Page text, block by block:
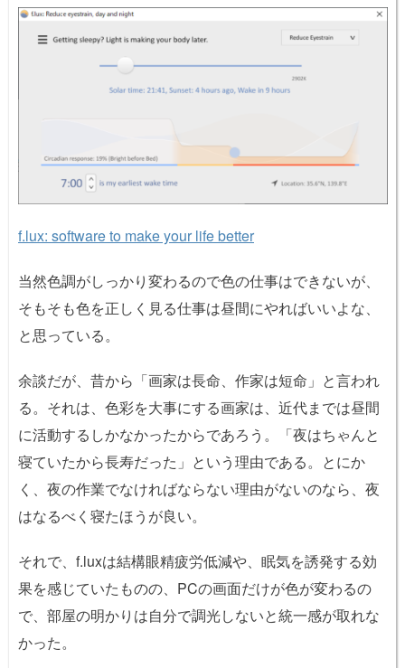
f.lux: software to make your life better
当然色調がしっかり変わるので色の仕事はできないが、
そもそも色を正しく見る仕事は昼間にやればいいよな、
と思っている。
余談だが、昔から「画家は長命、作家は短命」と言われ
る。それは、色彩を大事にする画家は、近代までは昼間
に活動するしかなかったからであろう。「夜はちゃんと
寝ていたから長寿だった」という理由である。とにか
く、夜の作業でなければならない理由がないのなら、夜
はなるべく寝たほうが良い。
それで、f.luxは結構眼精疲労低減や、眠気を誘発する効
果を感じていたものの、PCの画面だけが色が変わるの
で、部屋の明かりは自分で調光しないと統一感が取れな
かった。